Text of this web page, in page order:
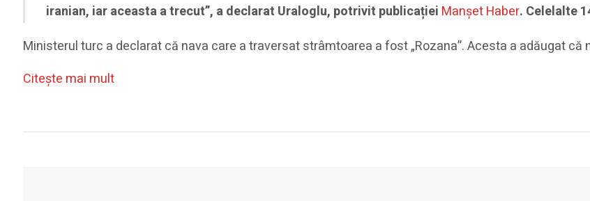
iranian, iar aceasta a trecut”, a declarat Uraloglu, potrivit publicației Manșet Haber. Celelalte
Ministerul turc a declarat că nava care a traversat strâmtoarea a fost „Rozana”. Acesta a adăugat
Citeşte mai mult